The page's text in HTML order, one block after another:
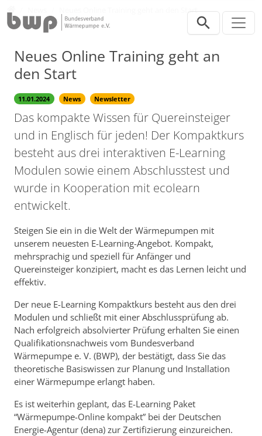
Neues Online Training geht an den Start
Neues Online Training geht an
den Start
11.01.2024 News Newsletter
Das kompakte Wissen für Quereinsteiger
und in Englisch für jeden! Der Kompaktkurs
besteht aus drei interaktiven E-Learning
Modulen sowie einem Abschlusstest und
wurde in Kooperation mit ecolearn
entwickelt.
Steigen Sie ein in die Welt der Wärmepumpen mit
unserem neuesten E-Learning-Angebot. Kompakt,
mehrsprachig und speziell für Anfänger und
Quereinsteiger konzipiert, macht es das Lernen leicht und
effektiv.
Der neue E-Learning Kompaktkurs besteht aus den drei
Modulen und schließt mit einer Abschlussprüfung ab.
Nach erfolgreich absolvierter Prüfung erhalten Sie einen
Qualifikationsnachweis vom Bundesverband
Wärmepumpe e. V. (BWP), der bestätigt, dass Sie das
theoretische Basiswissen zur Planung und Installation
einer Wärmepumpe erlangt haben.
Es ist weiterhin geplant, das E-Learning Paket
“Wärmepumpe-Online kompakt” bei der Deutschen
Energie-Agentur (dena) zur Zertifizierung einzureichen.